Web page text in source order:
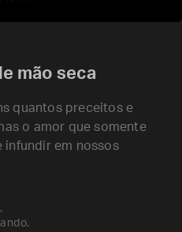
mão seca
quantos preceitos e
o amor que somente
infundir em nossos